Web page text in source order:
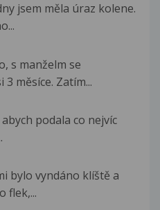
jsem měla úraz kolene.
s manželm se
měsíce. Zatím...
podala co nejvíc
bylo vyndáno klíště a
flek,...